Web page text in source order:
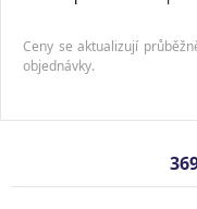
Ceny se aktualizují
objednávky.